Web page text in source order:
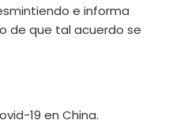
e informa
de que tal acuerdo se
19 en China.